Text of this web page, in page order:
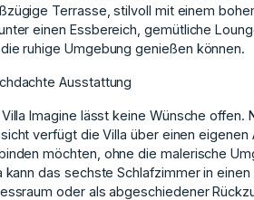
Terrasse, stilvoll mit einem
einen Essbereich, gemütliche
ruhige Umgebung genießen können.
Ausstattung
Imagine lässt keine Wünsche
verfügt die Villa über einen
möchten, ohne die malerische
kann das sechste Schlafzimmer in
oder als abgeschiedener